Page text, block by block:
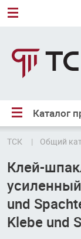
Каталог
ТСК Общий
Клей-
und
Klebe und